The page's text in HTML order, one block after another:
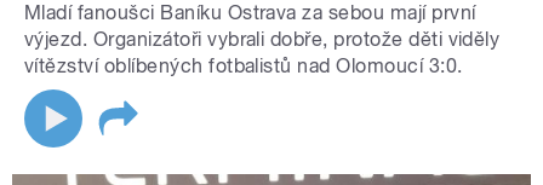
Mladí fanoušci Baníku Ostrava za sebou mají první
výjezd. Organizátoři vybrali dobře, protože děti viděly
vítězství oblíbených fotbalistů nad Olomoucí 3:0.